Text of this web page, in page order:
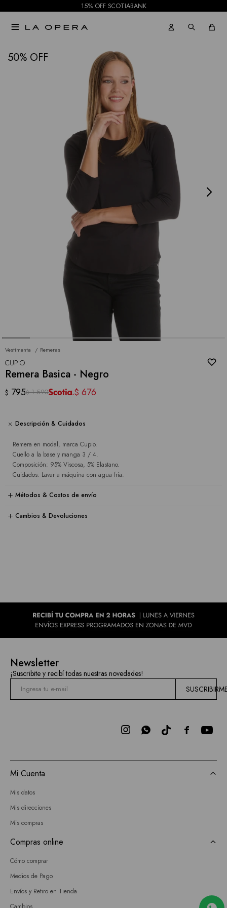
15% OFF SCOTIABANK

50
Vestimenta Remeras
CUPIO
Remera Basica - Negro
$ 795$ 1.590 $ 676
Descripción & Cuidados
Remera en modal, marca Cupio.
Cuello a la base y manga 3 / 4.
Composición: 95% Viscosa, 5% Elastano.
Cuidados: Lavar a máquina con agua fría.
Métodos & Costos de envío
Cambios & Devoluciones
NOTIFICARME
Newsletter
¡Suscribite y recibí todas nuestras novedades!

 
Mi Cuenta
Mis datos
Mis direcciones
Mis compras
Compras online
Cómo comprar
Medios de Pago
Envíos y Retiro en Tienda